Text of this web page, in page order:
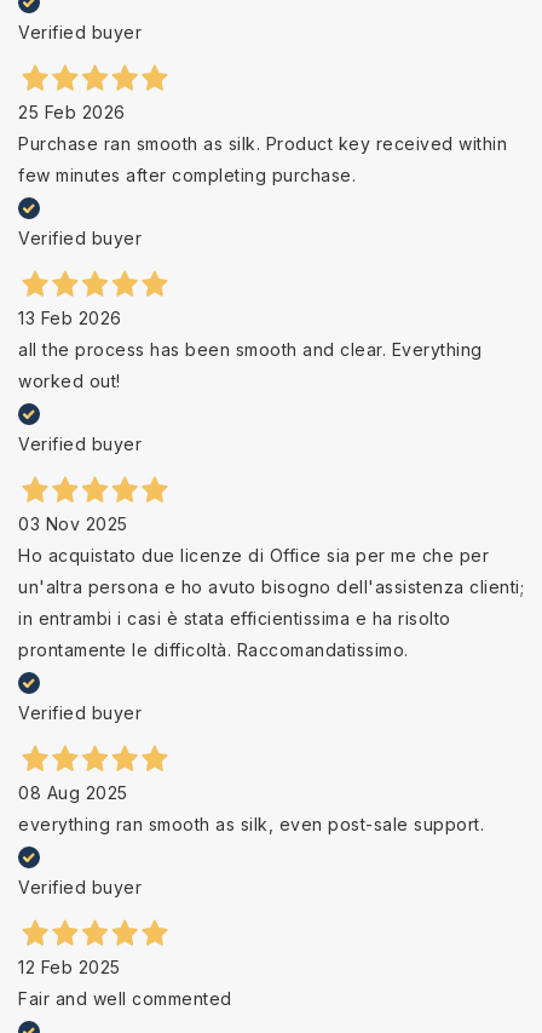
Verified buyer
25 Feb 2026
Purchase ran smooth as silk. Product key received within
few minutes after completing purchase.
Verified buyer
13 Feb 2026
all the process has been smooth and clear. Everything
worked out!
Verified buyer
03 Nov 2025
Ho acquistato due licenze di Office sia per me che per
un'altra persona e ho avuto bisogno dell'assistenza clienti;
in entrambi i casi è stata efficientissima e ha risolto
prontamente le difficoltà. Raccomandatissimo.
Verified buyer
08 Aug 2025
everything ran smooth as silk, even post-sale support.
Verified buyer
12 Feb 2025
Fair and well commented